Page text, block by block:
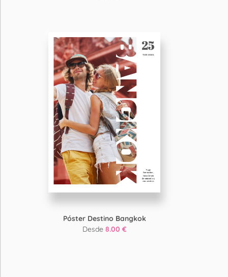
Póster Destino Bangkok
Desde 8.00 €